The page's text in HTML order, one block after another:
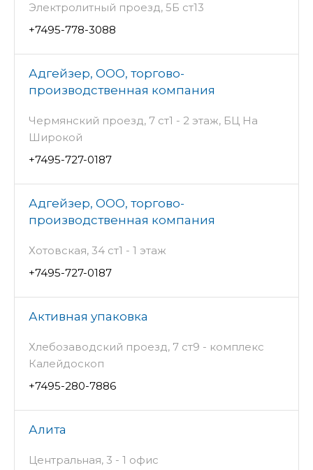
Электролитный проезд, 5Б ст13
+7495-778-3088
Адгейзер, ООО, торгово-
производственная компания
Чермянский проезд, 7 ст1 - 2 этаж, БЦ На
Широкой
+7495-727-0187
Адгейзер, ООО, торгово-
производственная компания
Хотовская, 34 ст1 - 1 этаж
+7495-727-0187
Активная упаковка
Хлебозаводский проезд, 7 ст9 - комплекс
Калейдоскоп
+7495-280-7886
Алита
Центральная, 3 - 1 офис